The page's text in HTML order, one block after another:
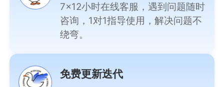
7×12小时在线客服，遇到问题随时
咨询，1对1指导使用，解决问题不
绕弯。
免费更新迭代